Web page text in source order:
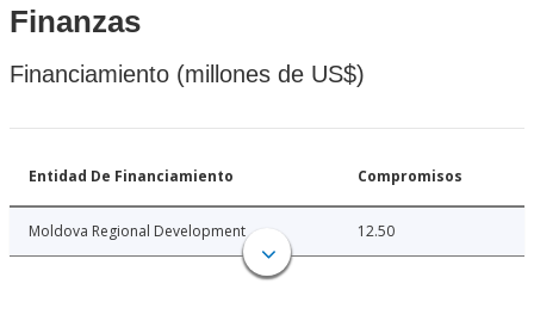
Finanzas
Financiamiento (millones de US$)
Entidad De Financiamiento Compromisos
Moldova Regional Development 12.50